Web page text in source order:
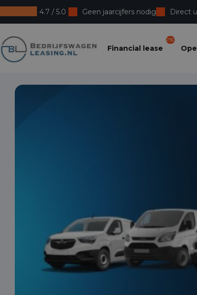
4.7 / 5.0 Geen jaarcijfers nodig Direct
Bedrijfswagenleasing
Financial lease
292